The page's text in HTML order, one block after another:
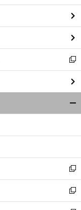
ン
ド
ウ
で
開
く
新
し
い
ウ
ィ
ン
ウ
開
く
新
し
い
ウ
新
し